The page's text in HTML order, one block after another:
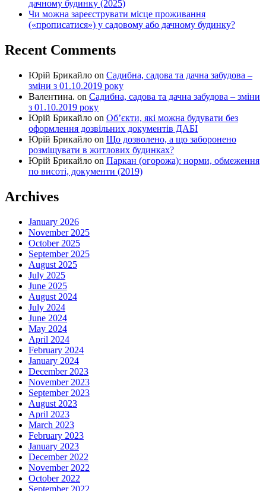
дачному будинку (2025)
Чи можна зареєструвати місце проживання
(«прописатися») у садовому або дачному будинку?
Recent Comments
Юрій Брикайло on Садибна, садова та дачна забудова –
зміни з 01.10.2019 року
Валентина. on Садибна, садова та дачна забудова – зміни
з 01.10.2019 року
Юрій Брикайло on Об’єкти, які можна будувати без
оформлення дозвільних документів ДАБІ
Юрій Брикайло on Що дозволено, а що заборонено
розміщувати в житлових будинках?
Юрій Брикайло on Паркан (огорожа): норми, обмеження
по висоті, документи (2019)
Archives
January 2026
November 2025
October 2025
September 2025
August 2025
July 2025
June 2025
August 2024
July 2024
June 2024
May 2024
April 2024
February 2024
January 2024
December 2023
November 2023
September 2023
August 2023
April 2023
March 2023
February 2023
January 2023
December 2022
November 2022
October 2022
September 2022